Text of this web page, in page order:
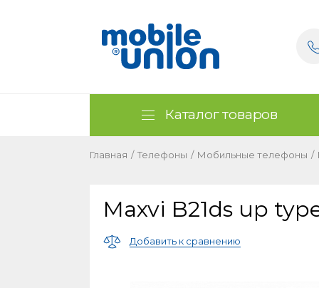
Каталог товаров
Главная / Телефоны / Мобильные телефоны /
Maxvi B21ds up
Добавить к сравнению